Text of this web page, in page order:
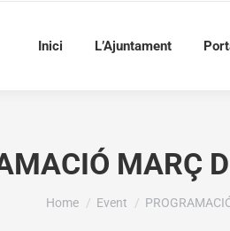
Inici L’Ajuntament
MARÇ
You are here:
Home Event